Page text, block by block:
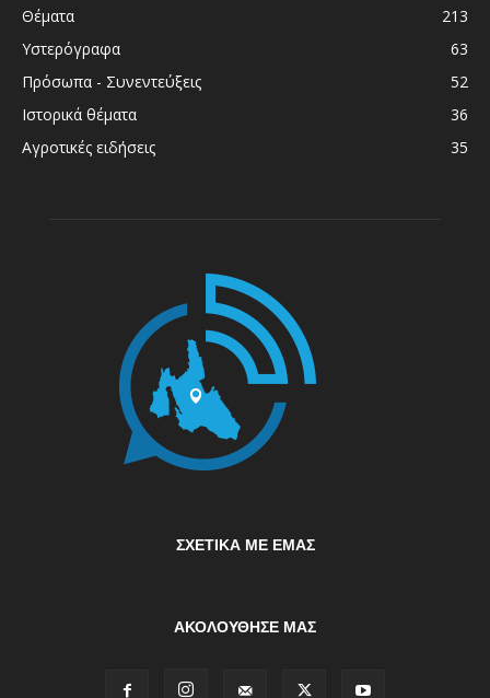
Θέματα
213
Υστερόγραφα
63
Πρόσωπα - Συνεντεύξεις
52
Ιστορικά θέματα
36
Αγροτικές ειδήσεις
35
ΣΧΕΤΙΚΆ ΜΕ ΕΜΆΣ
ΑΚΟΛΟΥΘΗΣΕ ΜΑΣ